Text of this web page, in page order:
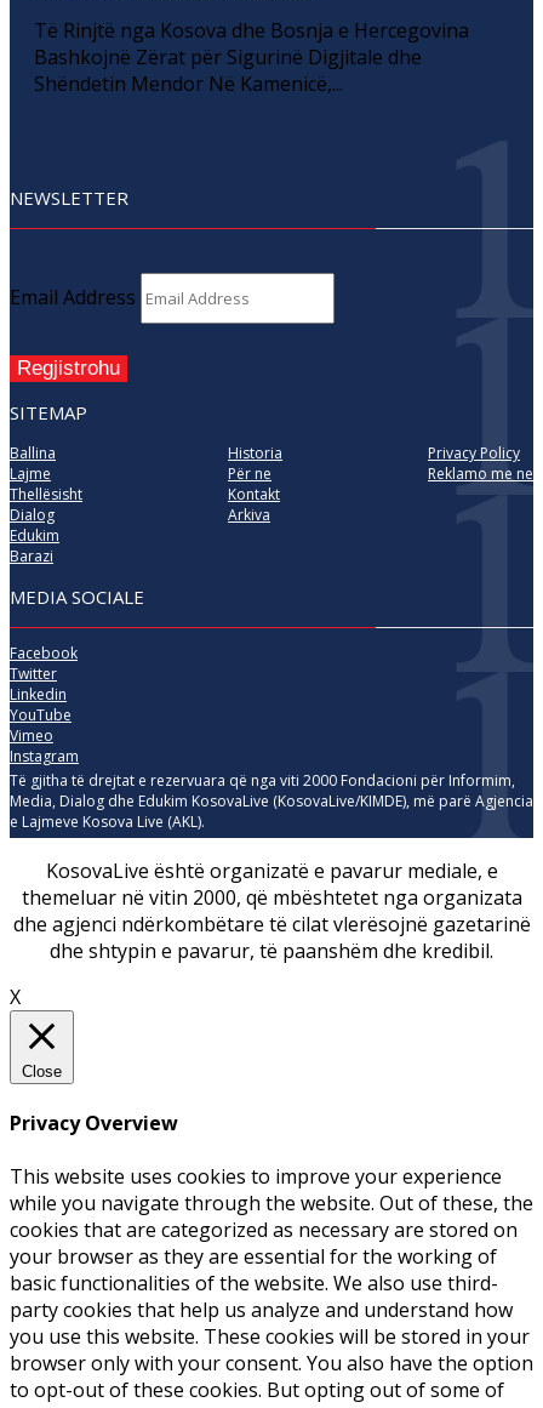
Të Rinjtë nga Kosova dhe Bosnja e Hercegovina
Bashkojnë Zërat për Sigurinë Digjitale dhe
Shëndetin Mendor Në Kamenicë,...
NEWSLETTER
Email Address
Regjistrohu
SITEMAP
Ballina
Lajme
Thellësisht
Dialog
Edukim
Barazi
Historia
Për ne
Kontakt
Arkiva
Privacy Policy
Reklamo me ne
MEDIA SOCIALE
Facebook
Twitter
Linkedin
YouTube
Vimeo
Instagram
Të gjitha të drejtat e rezervuara që nga viti 2000 Fondacioni për Informim,
Media, Dialog dhe Edukim KosovaLive (KosovaLive/KIMDE), më parë Agjencia
e Lajmeve Kosova Live (AKL).
KosovaLive është organizatë e pavarur mediale, e
themeluar në vitin 2000, që mbështetet nga organizata
dhe agjenci ndërkombëtare të cilat vlerësojnë gazetarinë
dhe shtypin e pavarur, të paanshëm dhe kredibil.
X
Close
Privacy Overview
This website uses cookies to improve your experience
while you navigate through the website. Out of these, the
cookies that are categorized as necessary are stored on
your browser as they are essential for the working of
basic functionalities of the website. We also use third-
party cookies that help us analyze and understand how
you use this website. These cookies will be stored in your
browser only with your consent. You also have the option
to opt-out of these cookies. But opting out of some of